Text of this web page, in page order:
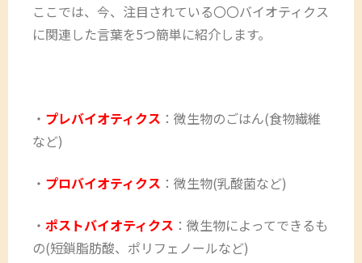
ここでは、今、注目されている〇〇バイオティクス
に関連した言葉を5つ簡単に紹介します。
・ プレバイオティクス ：微生物のごはん(食物繊維
など)
・ プロバイオティクス ：微生物(乳酸菌など)
・ ポストバイオティクス ：微生物によってできるも
の(短鎖脂肪酸、ポリフェノールなど)